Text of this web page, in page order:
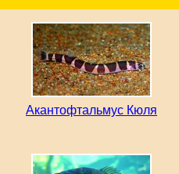
Акантофтальмус Кюля